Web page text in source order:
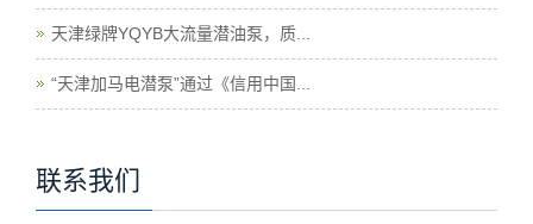
天津绿牌YQYB大流量潜油泵，质...
“天津加马电潜泵”通过《信用中国...
联系我们